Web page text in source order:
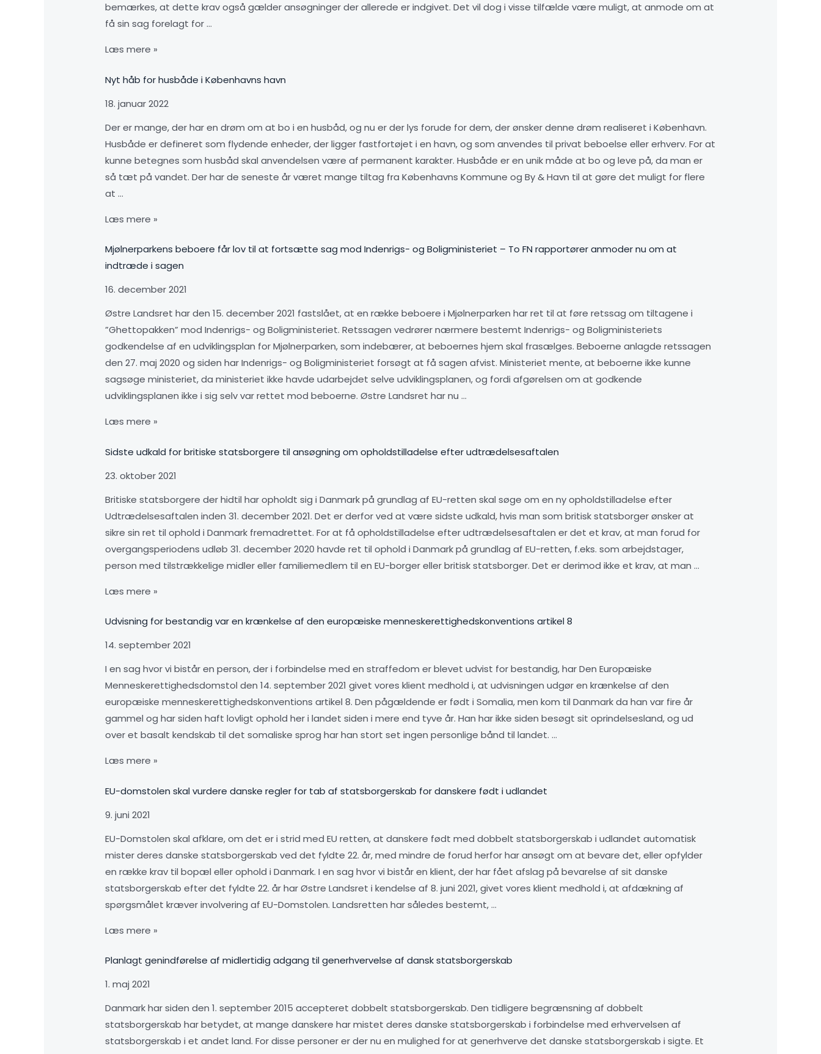
bemærkes, at dette krav også gælder ansøgninger der allerede er indgivet. Det vil dog i visse tilfælde være muligt, at anmode om at
få sin sag forelagt for …
Læs mere »
Nyt håb for husbåde i Københavns havn
18. januar 2022
Der er mange, der har en drøm om at bo i en husbåd, og nu er der lys forude for dem, der ønsker denne drøm realiseret i København.
Husbåde er defineret som flydende enheder, der ligger fastfortøjet i en havn, og som anvendes til privat beboelse eller erhverv. For at
kunne betegnes som husbåd skal anvendelsen være af permanent karakter. Husbåde er en unik måde at bo og leve på, da man er
så tæt på vandet. Der har de seneste år været mange tiltag fra Københavns Kommune og By & Havn til at gøre det muligt for flere
at …
Læs mere »
Mjølnerparkens beboere får lov til at fortsætte sag mod Indenrigs- og Boligministeriet – To FN rapportører anmoder nu om at
indtræde i sagen
16. december 2021
Østre Landsret har den 15. december 2021 fastslået, at en række beboere i Mjølnerparken har ret til at føre retssag om tiltagene i
”Ghettopakken” mod Indenrigs- og Boligministeriet. Retssagen vedrører nærmere bestemt Indenrigs- og Boligministeriets
godkendelse af en udviklingsplan for Mjølnerparken, som indebærer, at beboernes hjem skal frasælges. Beboerne anlagde retssagen
den 27. maj 2020 og siden har Indenrigs- og Boligministeriet forsøgt at få sagen afvist. Ministeriet mente, at beboerne ikke kunne
sagsøge ministeriet, da ministeriet ikke havde udarbejdet selve udviklingsplanen, og fordi afgørelsen om at godkende
udviklingsplanen ikke i sig selv var rettet mod beboerne. Østre Landsret har nu …
Læs mere »
Sidste udkald for britiske statsborgere til ansøgning om opholdstilladelse efter udtrædelsesaftalen
23. oktober 2021
Britiske statsborgere der hidtil har opholdt sig i Danmark på grundlag af EU-retten skal søge om en ny opholdstilladelse efter
Udtrædelsesaftalen inden 31. december 2021. Det er derfor ved at være sidste udkald, hvis man som britisk statsborger ønsker at
sikre sin ret til ophold i Danmark fremadrettet. For at få opholdstilladelse efter udtrædelsesaftalen er det et krav, at man forud for
overgangsperiodens udløb 31. december 2020 havde ret til ophold i Danmark på grundlag af EU-retten, f.eks. som arbejdstager,
person med tilstrækkelige midler eller familiemedlem til en EU-borger eller britisk statsborger. Det er derimod ikke et krav, at man …
Læs mere »
Udvisning for bestandig var en krænkelse af den europæiske menneskerettighedskonventions artikel 8
14. september 2021
I en sag hvor vi bistår en person, der i forbindelse med en straffedom er blevet udvist for bestandig, har Den Europæiske
Menneskerettighedsdomstol den 14. september 2021 givet vores klient medhold i, at udvisningen udgør en krænkelse af den
europæiske menneskerettighedskonventions artikel 8. Den pågældende er født i Somalia, men kom til Danmark da han var fire år
gammel og har siden haft lovligt ophold her i landet siden i mere end tyve år. Han har ikke siden besøgt sit oprindelsesland, og ud
over et basalt kendskab til det somaliske sprog har han stort set ingen personlige bånd til landet. …
Læs mere »
EU-domstolen skal vurdere danske regler for tab af statsborgerskab for danskere født i udlandet
9. juni 2021
EU-Domstolen skal afklare, om det er i strid med EU retten, at danskere født med dobbelt statsborgerskab i udlandet automatisk
mister deres danske statsborgerskab ved det fyldte 22. år, med mindre de forud herfor har ansøgt om at bevare det, eller opfylder
en række krav til bopæl eller ophold i Danmark. I en sag hvor vi bistår en klient, der har fået afslag på bevarelse af sit danske
statsborgerskab efter det fyldte 22. år har Østre Landsret i kendelse af 8. juni 2021, givet vores klient medhold i, at afdækning af
spørgsmålet kræver involvering af EU-Domstolen. Landsretten har således bestemt, …
Læs mere »
Planlagt genindførelse af midlertidig adgang til generhvervelse af dansk statsborgerskab
1. maj 2021
Danmark har siden den 1. september 2015 accepteret dobbelt statsborgerskab. Den tidligere begrænsning af dobbelt
statsborgerskab har betydet, at mange danskere har mistet deres danske statsborgerskab i forbindelse med erhvervelsen af
statsborgerskab i et andet land. For disse personer er der nu en mulighed for at generhverve det danske statsborgerskab i sigte. Et